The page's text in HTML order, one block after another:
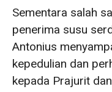
Sementara salah
penerima susu
Antonius
kepedulian dan
kepada Prajurit